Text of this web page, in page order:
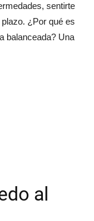
sentirte
¿Por qué es
balanceada? Una
al